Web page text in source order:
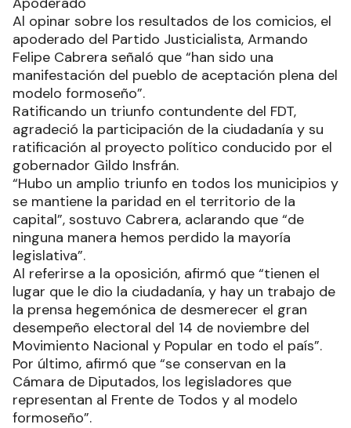
Al opinar sobre los resultados de los comicios, el
apoderado del Partido Justicialista, Armando
Felipe Cabrera señaló que “han sido una
manifestación del pueblo de aceptación plena del
modelo formoseño”.
Ratificando un triunfo contundente del FDT,
agradeció la participación de la ciudadanía y su
ratificación al proyecto político conducido por el
gobernador Gildo Insfrán.
“Hubo un amplio triunfo en todos los municipios y
se mantiene la paridad en el territorio de la
capital”, sostuvo Cabrera, aclarando que “de
ninguna manera hemos perdido la mayoría
legislativa”.
Al referirse a la oposición, afirmó que “tienen el
lugar que le dio la ciudadanía, y hay un trabajo de
la prensa hegemónica de desmerecer el gran
desempeño electoral del 14 de noviembre del
Movimiento Nacional y Popular en todo el país”.
Por último, afirmó que “se conservan en la
Cámara de Diputados, los legisladores que
representan al Frente de Todos y al modelo
formoseño”.